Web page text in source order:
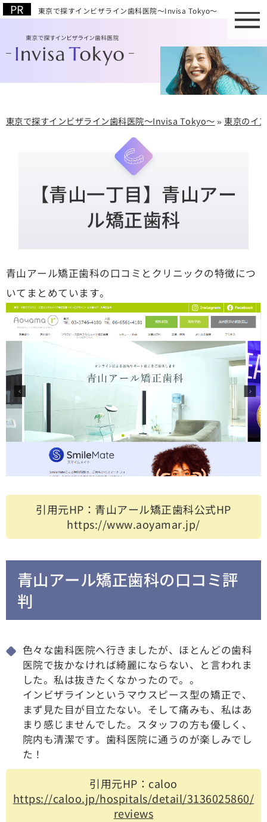
東京で探すインビザライン歯科医院～Invisa Tokyo～
東京で探すインビザライン歯科医院～Invisa Tokyo～» 東京のイ
【青山一丁目】青山アー
ル矯正歯科
青山アール矯正歯科の口コミとクリニックの特徴につ
いてまとめています。
引用元HP：青山アール矯正歯科公式HP
https://www.aoyamar.jp/
青山アール矯正歯科の口コミ評
判
色々な歯科医院へ行きましたが、ほとんどの歯科
医院で抜かなければ綺麗にならない、と言われま
した。私は抜きたくなかったので。。
インビザラインというマウスピース型の矯正で、
まず見た目が目立たない。そして痛みも、私はあ
まり感じませんでした。スタッフの方も優しく、
院内も清潔です。歯科医院に通うのが楽しみでし
た！
引用元HP：caloo
https://caloo.jp/hospitals/detail/3136025860/
reviews